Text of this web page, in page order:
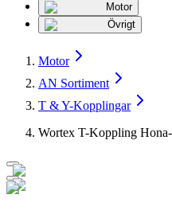
Motor
Övrigt
Motor
AN Sortiment
T & Y-Kopplingar
Wortex T-Koppling